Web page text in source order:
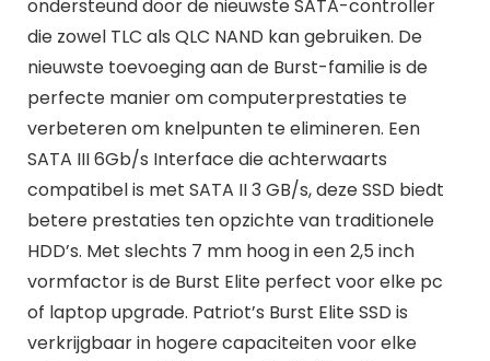
ondersteund door de nieuwste SATA-controller
die zowel TLC als QLC NAND kan gebruiken. De
nieuwste toevoeging aan de Burst-familie is de
perfecte manier om computerprestaties te
verbeteren om knelpunten te elimineren. Een
SATA III 6Gb/s Interface die achterwaarts
compatibel is met SATA II 3 GB/s, deze SSD biedt
betere prestaties ten opzichte van traditionele
HDD’s. Met slechts 7 mm hoog in een 2,5 inch
vormfactor is de Burst Elite perfect voor elke pc
of laptop upgrade. Patriot’s Burst Elite SSD is
verkrijgbaar in hogere capaciteiten voor elke